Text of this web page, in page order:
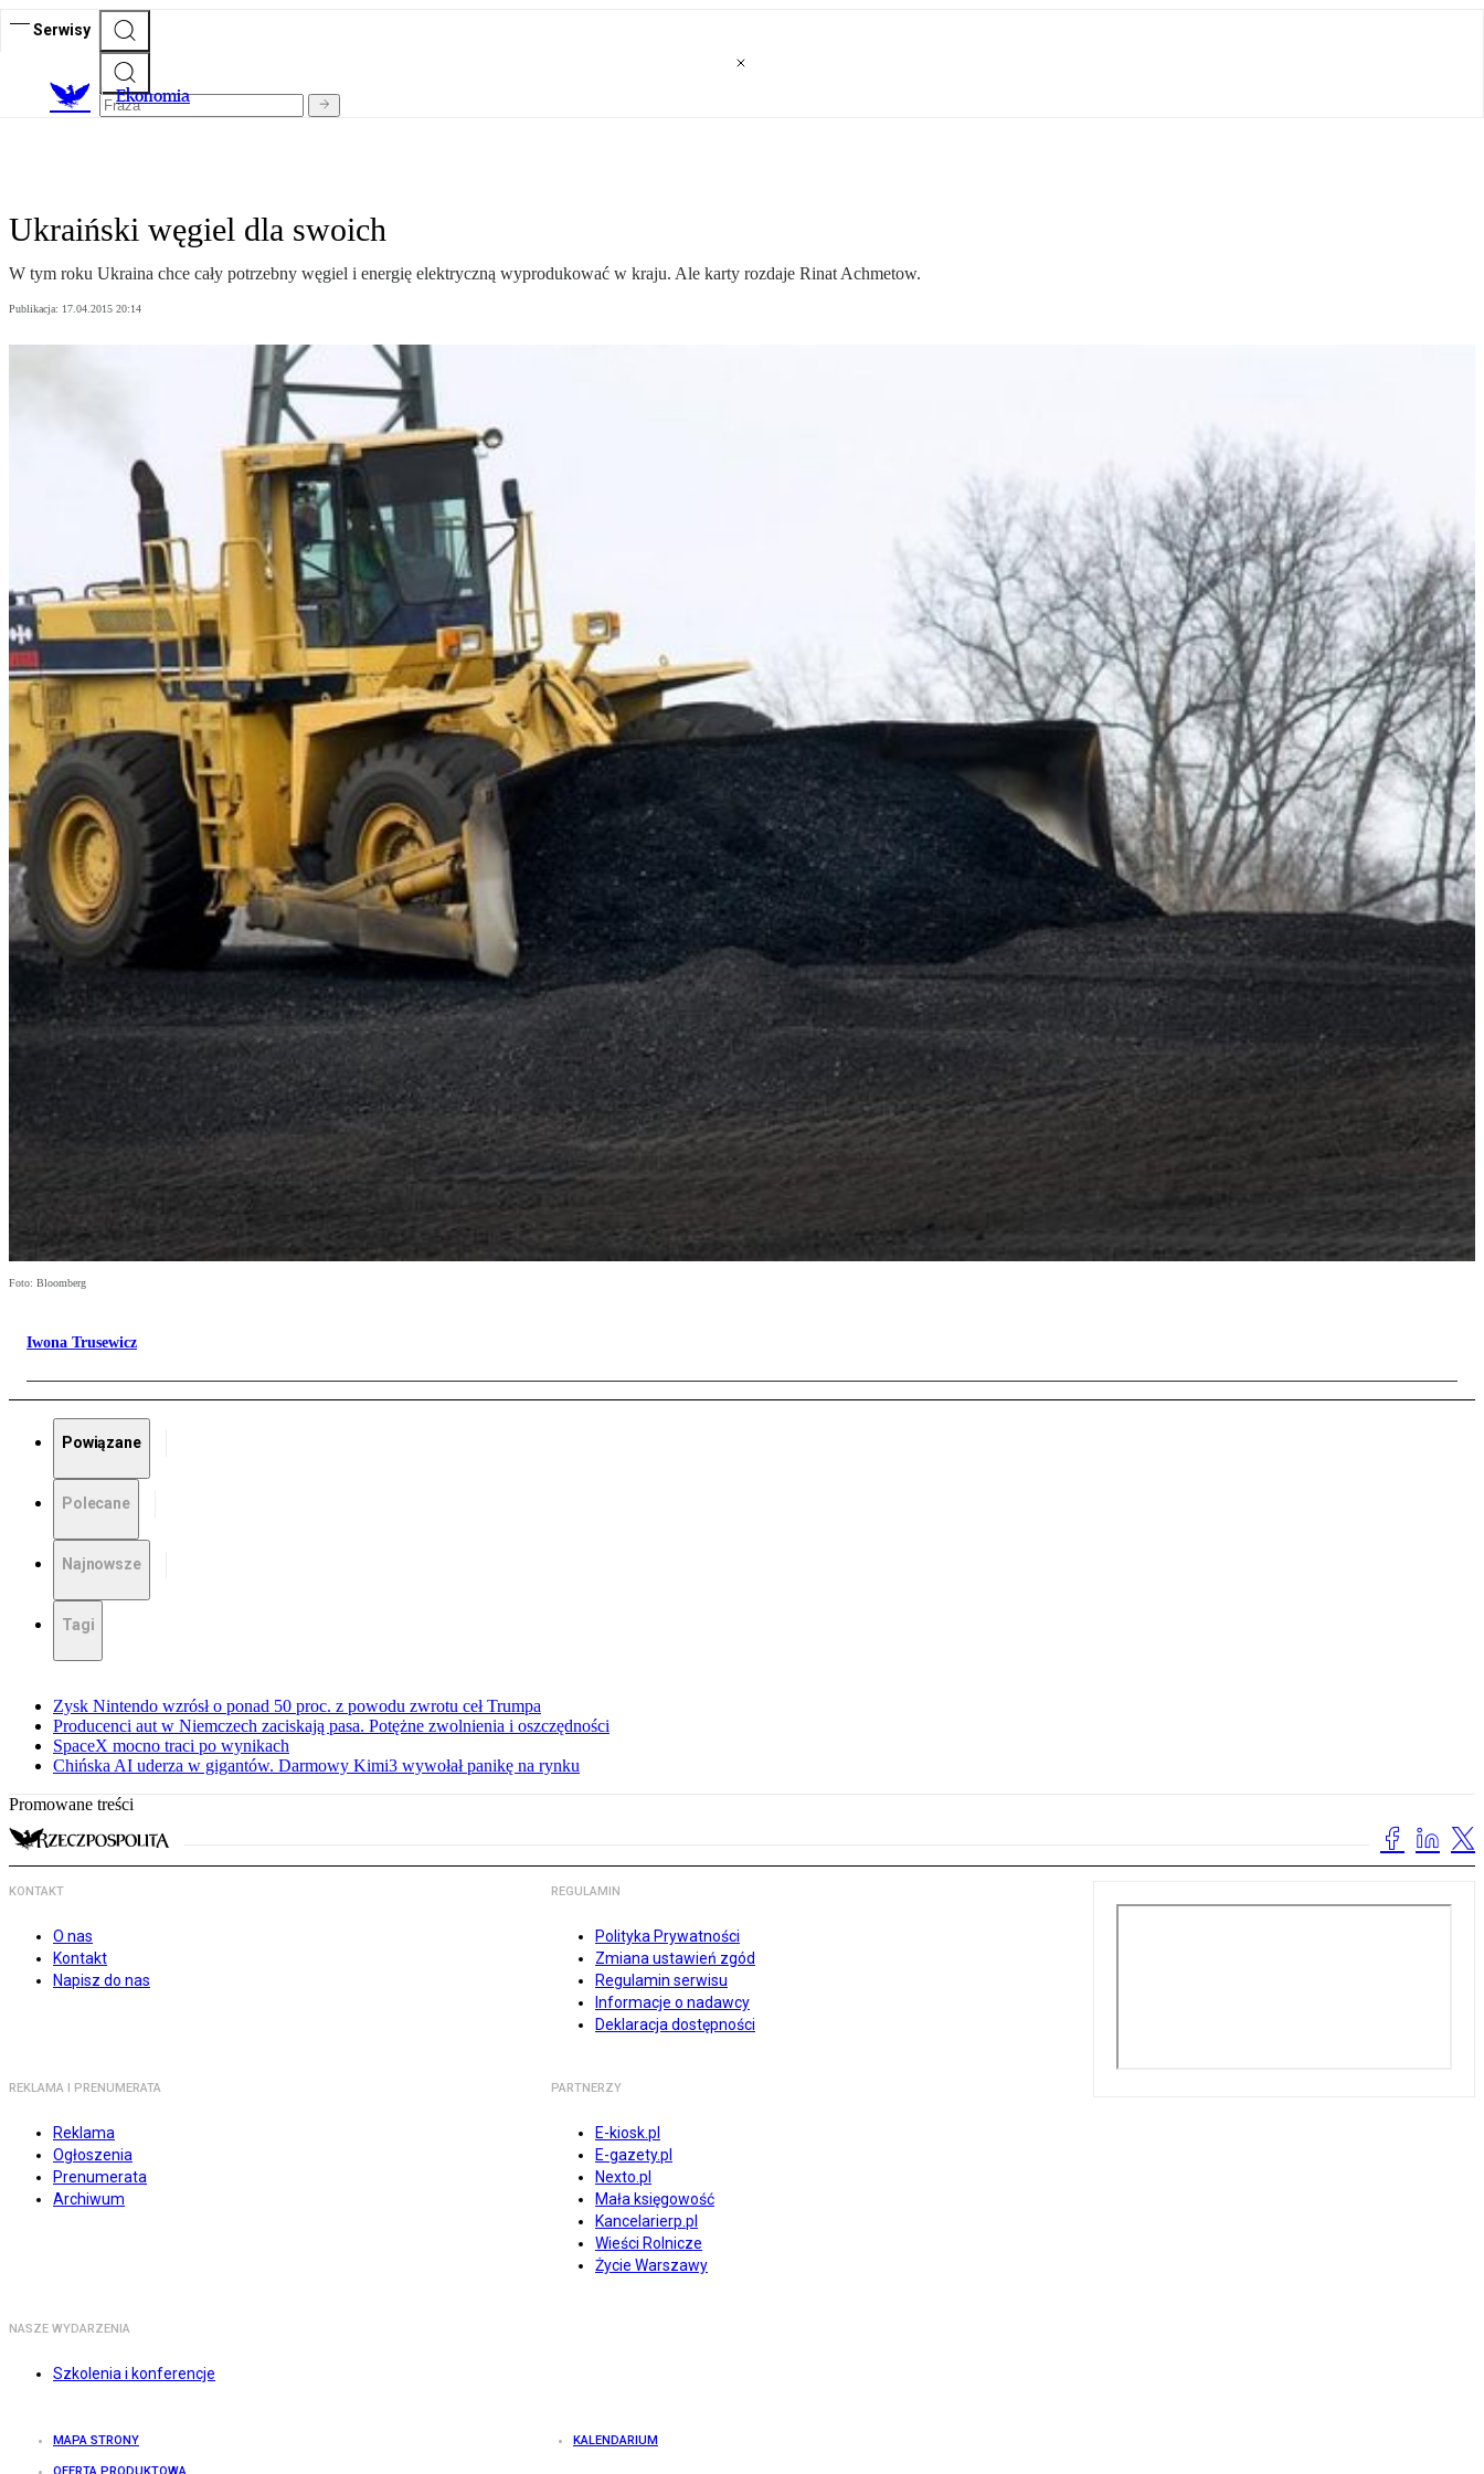
Serwisy
Ekonomia
Ukraiński węgiel dla swoich
W tym roku Ukraina chce cały potrzebny węgiel i energię elektryczną wyprodukować w kraju. Ale karty rozdaje Rinat Achmetow.
Publikacja: 17.04.2015 20:14
Foto: Bloomberg
Iwona Trusewicz
Powiązane
Polecane
Najnowsze
Tagi
Zysk Nintendo wzrósł o ponad 50 proc. z powodu zwrotu ceł Trumpa
Producenci aut w Niemczech zaciskają pasa. Potężne zwolnienia i oszczędności
SpaceX mocno traci po wynikach
Chińska AI uderza w gigantów. Darmowy Kimi3 wywołał panikę na rynku
Promowane treści
KONTAKT
O nas
Kontakt
Napisz do nas
REGULAMIN
Polityka Prywatności
Zmiana ustawień zgód
Regulamin serwisu
Informacje o nadawcy
Deklaracja dostępności
REKLAMA I PRENUMERATA
Reklama
Ogłoszenia
Prenumerata
Archiwum
PARTNERZY
E-kiosk.pl
E-gazety.pl
Nexto.pl
Mała księgowość
Kancelarierp.pl
Wieści Rolnicze
Życie Warszawy
NASZE WYDARZENIA
Szkolenia i konferencje
MAPA STRONY KALENDARIUM